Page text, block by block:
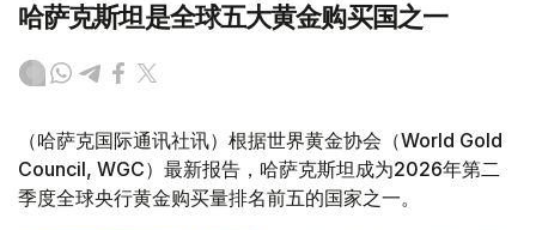
哈萨克斯坦是全球五大黄金购买国之一
（哈萨克国际通讯社讯）根据世界黄金协会（World Gold
Council, WGC）最新报告，哈萨克斯坦成为2026年第二
季度全球央行黄金购买量排名前五的国家之一。